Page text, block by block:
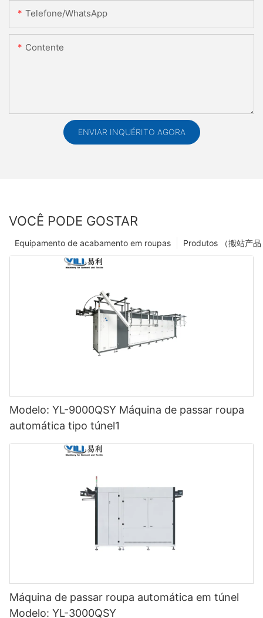
Telefone/WhatsApp
Contente
ENVIAR INQUÉRITO AGORA
VOCÊ PODE GOSTAR
Equipamento de acabamento em roupas
Modelo: YL-9000QSY Máquina de passar roupa
automática tipo túnel1
Máquina de passar roupa automática em túnel
Modelo: YL-3000QSY